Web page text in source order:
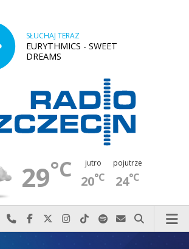
SŁUCHAJ TERAZ
EURYTHMICS - SWEET
DREAMS
29°C jutro
20°C
pojutrze
24°C
Najlepiej po prostu do nas zadzwoń
Odwiedź nas na Facebook-u
Odwiedź nas na X
Odwiedź nas na Instagram-ie
Odwiedź nas na TikTok-u
Szukaj nas na Spotify
Wyślij do nas
Szukaj